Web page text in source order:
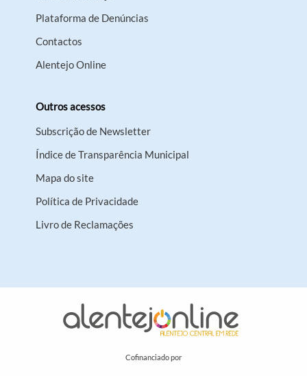
Plataforma de Denúncias
Contactos
Alentejo Online
Outros acessos
Subscrição de Newsletter
Índice de Transparência Municipal
Mapa do site
Política de Privacidade
Livro de Reclamações
Cofinanciado por